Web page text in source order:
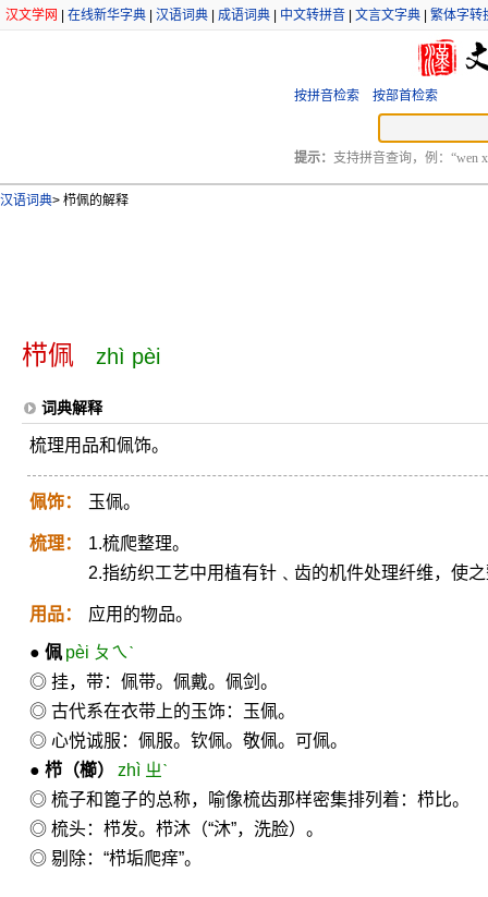
汉文学网 在线新华字典 汉语词典 成语词典 中文转拼音 文言文字典 繁体字转
按拼音检索 按部首检索
提示： 支持拼音查询，例：“wen
汉语词典> 栉佩的解释
栉佩 zhì pèi
词典解释
梳理用品和佩饰。
佩饰： 玉佩。
梳理：
1.梳爬整理。
2.指纺织工艺中用植有针﹑齿的机件处理纤维，使
用品： 应用的物品。
● 佩 pèi ㄆㄟˋ
◎ 挂，带：佩带。佩戴。佩剑。
◎ 古代系在衣带上的玉饰：玉佩。
◎ 心悦诚服：佩服。钦佩。敬佩。可佩。
● 栉 （櫛）
zhì ㄓˋ
◎ 梳子和篦子的总称，喻像梳齿那样密集排列着：栉比。
◎ 梳头：栉发。栉沐（“沐”，洗脸）。
◎ 剔除：“栉垢爬痒”。